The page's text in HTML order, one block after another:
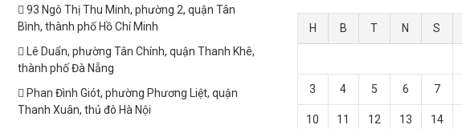
93 Ngô Thị Thu Minh, phường 2, quận Tân
Bình, thành phố Hồ Chí Minh
Lê Duẩn, phường Tân Chính, quận Thanh Khê,
thành phố Đà Nẵng
Phan Đình Giót, phường Phương Liệt, quận
Thanh Xuân, thủ đô Hà Nội
H B T N S
3 4 5 6 7
10 11 12 13 14